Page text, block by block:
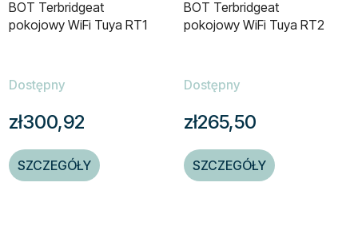
BOT Terbridgeat
pokojowy WiFi Tuya RT1
Dostępny
zł300,92
SZCZEGÓŁY
BOT Terbridgeat
pokojowy WiFi Tuya RT2
Dostępny
zł265,50
SZCZEGÓŁY